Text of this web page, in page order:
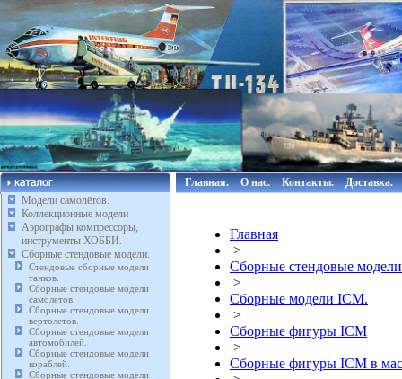
Модели самолётов.
Коллекционные модели
Аэрографы компрессоры,
инструменты ХОББИ.
Сборные стендовые модели.
Стендовые сборные модели
танков.
Сборные стендовые модели
самолетов.
Сборные стендовые модели
вертолетов.
Сборные стендовые модели
автомобилей.
Сборные стендовые модели
кораблей.
Сборные стендовые модели
Главная. О нас. Контакты. Доставка.
Главная
>
Сборные стендовые
>
Сборные модели ICM.
>
Сборные фигуры ICM
>
Сборные фигуры ICM в